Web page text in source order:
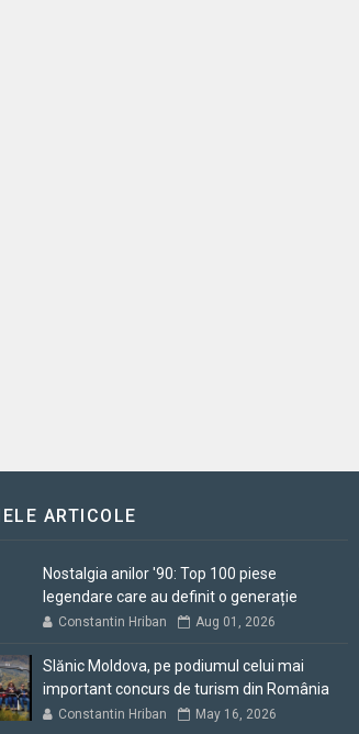
ARTICOLE
Nostalgia anilor '90: Top 100 piese
legendare care au definit o generație
Constantin Hriban Aug 01, 2026
Slănic Moldova, pe podiumul celui mai
important concurs de turism din România
Constantin Hriban May 16, 2026